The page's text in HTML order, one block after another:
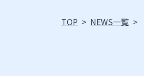
TOP > NEWS一覧 >